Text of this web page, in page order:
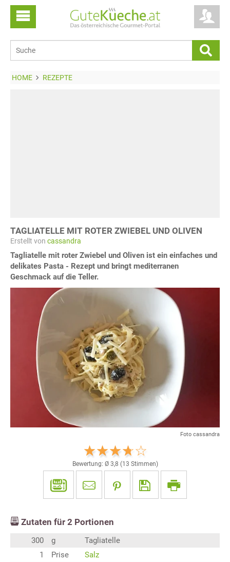
HOME REZEPTE
TAGLIATELLE MIT ROTER ZWIEBEL UND OLIVEN
Erstellt von cassandra
Tagliatelle mit roter Zwiebel und Oliven ist ein einfaches und
delikates Pasta - Rezept und bringt mediterranen
Geschmack auf die Teller.
Foto cassandra
Bewertung: Ø 3,8 (13 Stimmen)
Zutaten für 2 Portionen
300 g
Tagliatelle
1
Prise
Salz